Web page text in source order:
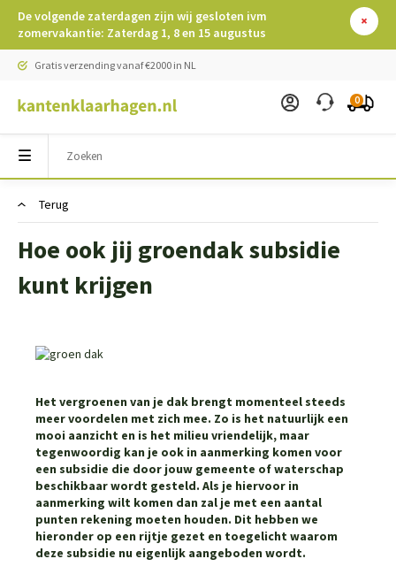
De volgende zaterdagen zijn wij gesloten ivm
zomervakantie: Zaterdag 1, 8 en 15 augustus
Gratis verzending vanaf €2000 in NL
0
Terug
Hoe ook jij groendak subsidie
kunt krijgen
Het vergroenen van je dak brengt momenteel steeds
meer voordelen met zich mee. Zo is het natuurlijk een
mooi aanzicht en is het milieu vriendelijk, maar
tegenwoordig kan je ook in aanmerking komen voor
een subsidie die door jouw gemeente of waterschap
beschikbaar wordt gesteld. Als je hiervoor in
aanmerking wilt komen dan zal je met een aantal
punten rekening moeten houden. Dit hebben we
hieronder op een rijtje gezet en toegelicht waarom
deze subsidie nu eigenlijk aangeboden wordt.